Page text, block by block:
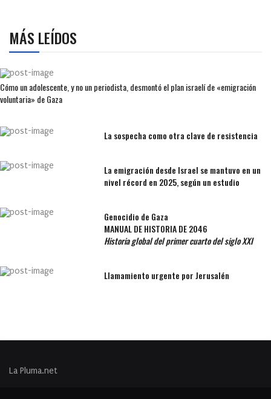
MÁS LEÍDOS
Cómo un adolescente, y no un periodista, desmontó el plan israelí de «emigración
voluntaria» de Gaza
La sospecha como otra clave de resistencia
La emigración desde Israel se mantuvo en un
nivel récord en 2025, según un estudio
Genocidio de Gaza
MANUAL DE HISTORIA DE 2046
Historia global del primer cuarto del siglo XXI
Llamamiento urgente por Jerusalén
La Pluma.net